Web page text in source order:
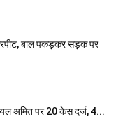
बाल पकड़कर सड़क पर
अमित पर 20 केस दर्ज, 4...